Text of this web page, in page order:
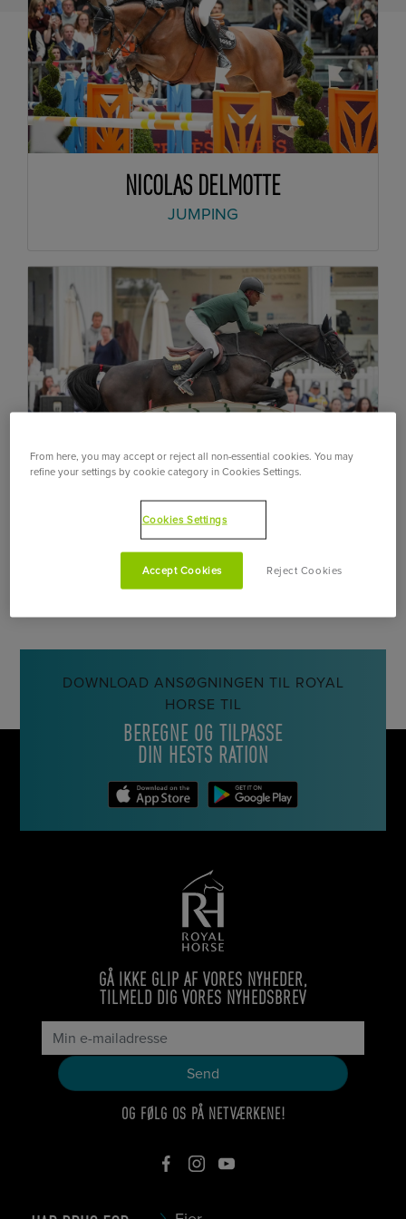
NICOLAS DELMOTTE
JUMPING
ABDELKEBIR OUADDAR
JUMPING
DOWNLOAD ANSØGNINGEN TIL ROYAL
HORSE TIL
BEREGNE OG TILPASSE
DIN HESTS RATION
GÅ IKKE GLIP AF VORES NYHEDER,
TILMELD DIG VORES NYHEDSBREV
OG FØLG OS PÅ NETVÆRKENE!
From here, you may accept or reject all non-essential cookies. You may
refine your settings by cookie category in Cookies Settings.
Cookies Settings
Reject Cookies
Accept Cookies